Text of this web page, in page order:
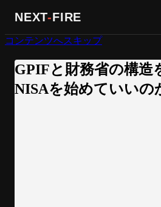
NEXT-FIRE
コンテンツへスキップ
GPIFと財務省の構造
NISAを始めていいの